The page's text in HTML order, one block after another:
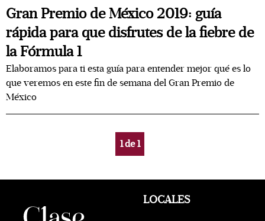
Gran Premio de México 2019: guía
rápida para que disfrutes de la fiebre de
la Fórmula 1
Elaboramos para ti esta guía para entender mejor qué es lo
que veremos en este fin de semana del Gran Premio de
México
1de1
LOCALES